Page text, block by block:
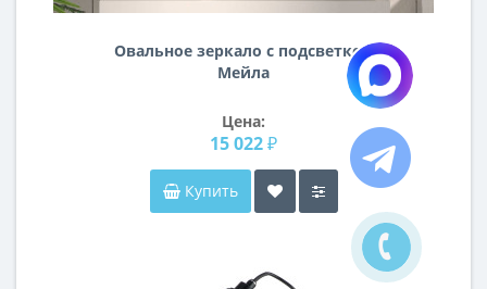
Овальное зеркало с подсветкой
Мейла
Цена:
15 022 ₽
Купить